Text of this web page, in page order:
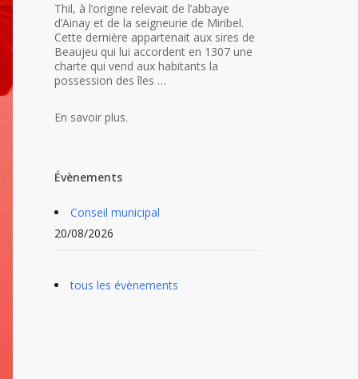
Thil, à l’origine relevait de l’abbaye
d’Ainay et de la seigneurie de Miribel.
Cette dernière appartenait aux sires de
Beaujeu qui lui accordent en 1307 une
charte qui vend aux habitants la
possession des îles …
En savoir plus.
Évènements
Conseil municipal
20/08/2026
tous les évènements